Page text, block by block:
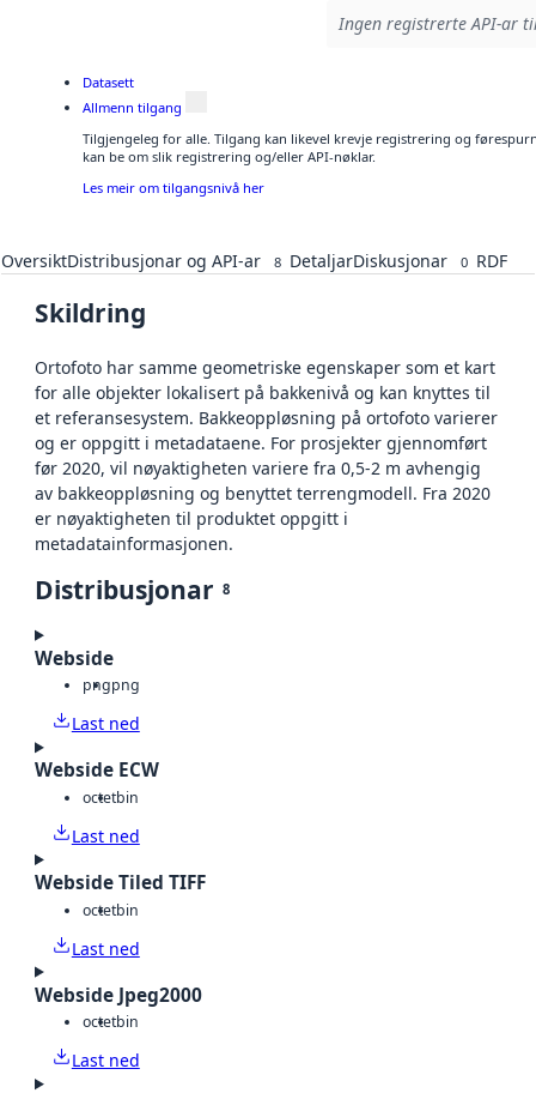
Ingen registrerte API-ar
Datasett
Allmenn tilgang
Tilgjengeleg for alle. Tilgang kan likevel krevje registrering og
kan be om slik registrering og/eller API-nøklar.
Les meir om tilgangsnivå her
OversiktDistribusjonar og API-ar 8 DetaljarDiskusjonar 0 RDF
Skildring
Ortofoto har samme geometriske egenskaper som et kart
for alle objekter lokalisert på bakkenivå og kan knyttes til
et referansesystem. Bakkeoppløsning på ortofoto varierer
og er oppgitt i metadataene. For prosjekter gjennomført
før 2020, vil nøyaktigheten variere fra 0,5-2 m avhengig
av bakkeoppløsning og benyttet terrengmodell. Fra 2020
er nøyaktigheten til produktet oppgitt i
metadatainformasjonen.
Distribusjonar 8
Webside
pngpng
Last ned
Webside ECW
octetbin
Last ned
Webside Tiled TIFF
octetbin
Last ned
Webside Jpeg2000
octetbin
Last ned